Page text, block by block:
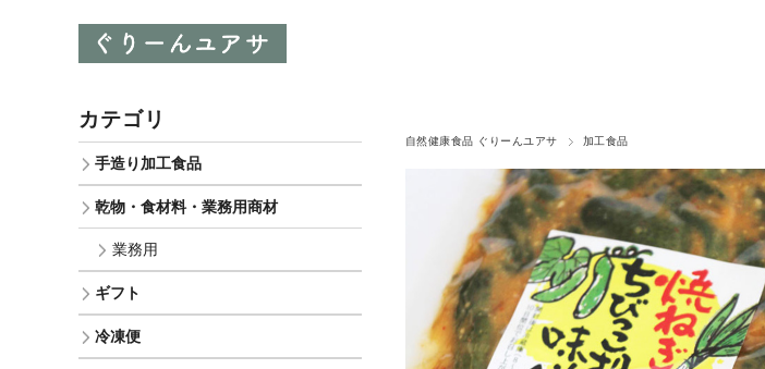
自然健康食品 ぐりーんユアサ 加工食品
カテゴリ
手造り加工食品
乾物・食材料・業務用商材
業務用
ギフト
冷凍便